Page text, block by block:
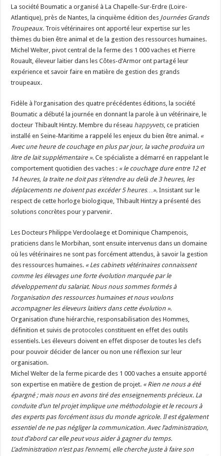
Un été fructueux pour Lactalis
La société Boumatic a organisé à La Chapelle-Sur-Erdre (Loire-
Atlantique), près de Nantes, la cinquième édition des Journées Grands
Troupeaux. Trois vétérinaires ont apporté leur expertise sur les
thèmes du bien être animal et de la gestion des ressources humaines.
Michel Welter, pivot central de la ferme des 1 000 vaches et Pierre
Rouault, éleveur laitier dans les Côtes-d’Armor ont partagé leur
expérience et savoir faire en matière de gestion des grands
troupeaux.
Fidèle à l’organisation des quatre précédentes éditions, la société
Boumatic a débuté la journée en donnant la parole à un vétérinaire, le
docteur Thibault Hintzy. Membre du réseau happyvets, ce praticien
installé en Seine-Maritime a rappelé les enjeux du bien être animal. «
Avec une heure de couchage en plus par jour, la vache produira un
litre de lait supplémentaire ». Ce spécialiste a démarré en rappelant le
comportement quotidien des vaches : « le couchage dure entre 12 et
14 heures, la traite ne doit pas s’étendre au delà de 3 heures, les
déplacements ne doivent pas excéder 5 heures…». Insistant sur le
respect de cette horloge biologique, Thibault Hintzy a présenté des
solutions concrètes pour y parvenir.
Les Docteurs Philippe Verdoolaege et Dominique Champenois,
praticiens dans le Morbihan, sont ensuite intervenus dans un domaine
où les vétérinaires ne sont pas forcément attendus, à savoir la gestion
des ressources humaines. « Les cabinets vétérinaires connaissent
comme les élevages une forte évolution marquée par le
développement du salariat. Nous nous sommes formés à
l’organisation des ressources humaines et nous voulons
accompagner les éleveurs laitiers dans cette évolution ».
Organisation d’une hiérarchie, responsabilisation des Hommes,
définition et suivis de protocoles constituent en effet des outils
essentiels. Les éleveurs doivent en effet disposer de toutes les clefs
pour pouvoir décider de lancer ou non une réflexion sur leur
organisation.
Michel Welter de la ferme picarde des 1 000 vaches a ensuite apporté
son expertise en matière de gestion de projet. « Rien ne nous a été
épargné ; mais nous en avons tiré des enseignements précieux. La
conduite d’un tel projet implique une méthodologie et le recours à
des experts pas forcément issus du monde agricole. Il est également
essentiel de ne pas négliger la communication. Avec l’administration,
tout d’abord car elle peut vous aider à gagner du temps.
L’administration n’est pas l’ennemi, elle cherche juste à faire son